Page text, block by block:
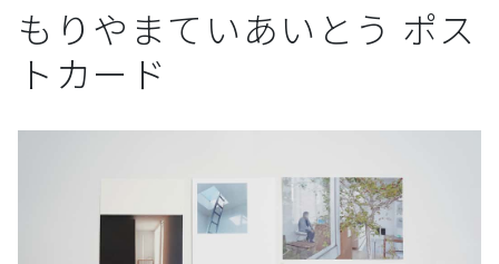
もりやまていあいとう ポス
トカード